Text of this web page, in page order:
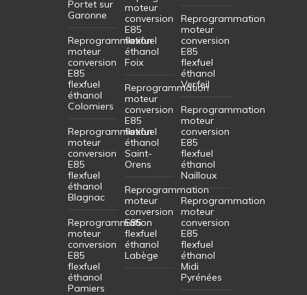
Portet sur
Garonne
Reprogrammation
moteur
conversion
E85
flexfuel
éthanol
Colomiers
Reprogrammation
moteur
conversion
E85
flexfuel
éthanol
Blagnac
Reprogrammation
moteur
conversion
E85
flexfuel
éthanol
Pamiers
moteur
conversion
E85
flexfuel
éthanol
Foix
Reprogrammation
moteur
conversion
E85
flexfuel
éthanol
Saint-
Orens
Reprogrammation
moteur
conversion
E85
flexfuel
éthanol
Labège
Reprogrammation
moteur
conversion
E85
flexfuel
éthanol
Verfeil
Reprogrammation
moteur
conversion
E85
flexfuel
éthanol
Nailloux
Reprogrammation
moteur
conversion
E85
flexfuel
éthanol
Midi
Pyrénées